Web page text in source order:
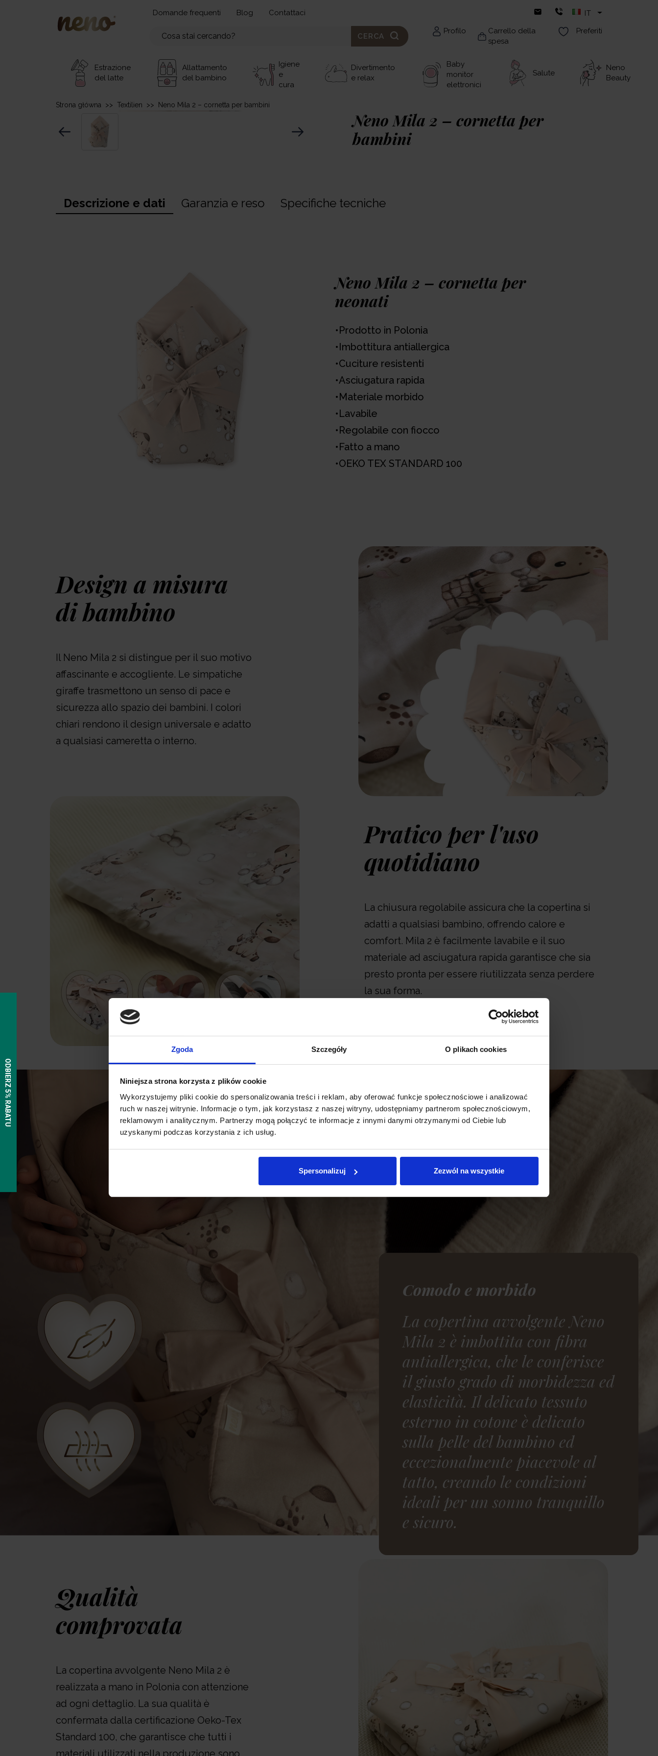
Zgoda Szczegóły O plikach cookies
Niniejsza strona korzysta z plików cookie
Wykorzystujemy pliki cookie do spersonalizowania treści i reklam, aby oferować funkcje społecznościowe i analizować
ruch w naszej witrynie. Informacje o tym, jak korzystasz z naszej witryny, udostępniamy partnerom społecznościowym,
reklamowym i analitycznym. Partnerzy mogą połączyć te informacje z innymi danymi otrzymanymi od Ciebie lub
uzyskanymi podczas korzystania z ich usług.
Spersonalizuj Zezwól na wszystkie
Domande frequenti Blog Contattaci IT
CERCA
Profilo
Carrello della
spesa
Preferiti
Estrazione
del latte
Allattamento
del bambino
Igiene
e
cura
Divertimento
e relax
Baby
monitor
elettronici
Salute
Neno
Beauty
Strona główna >> Textilien >> Neno Mila 2 – cornetta per bambini
Neno Mila 2 – cornetta per
bambini
Se non sai quale prodotto scegliere, hai bisogno di aiuto, assistenza
o hai domande per le nostre ostetriche, esperte di allattamento
Premi
Descrizione e dati Garanzia e reso Specifiche tecniche
Neno Mila 2 – cornetta per
neonati
•Prodotto in Polonia
•Imbottitura antiallergica
•Cuciture resistenti
•Asciugatura rapida
•Materiale morbido
•Lavabile
•Regolabile con fiocco
•Fatto a mano
•OEKO TEX STANDARD 100
Design a misura
di bambino
Il Neno Mila 2 si distingue per il suo motivo
affascinante e accogliente. Le simpatiche
giraffe trasmettono un senso di pace e
sicurezza allo spazio dei bambini. I colori
chiari rendono il design universale e adatto
a qualsiasi cameretta o interno.
Pratico per l'uso
quotidiano
La chiusura regolabile assicura che la copertina si
adatti a qualsiasi bambino, offrendo calore e
comfort. Mila 2 è facilmente lavabile e il suo
materiale ad asciugatura rapida garantisce che sia
presto pronta per essere riutilizzata senza perdere
la sua forma.
Comodo e morbido
La copertina avvolgente Neno
Mila 2 è imbottita con fibra
antiallergica, che le conferisce
il giusto grado di morbidezza ed
elasticità. Il delicato tessuto
esterno in cotone è delicato
sulla pelle del bambino ed
eccezionalmente piacevole al
tatto, creando le condizioni
ideali per un sonno tranquillo
e sicuro.
Qualità
comprovata
La copertina avvolgente Neno Mila 2 è
realizzata a mano in Polonia con attenzione
ad ogni dettaglio. La sua qualità è
confermata dalla certificazione Oeko-Tex
Standard 100, che garantisce che tutti i
materiali utilizzati nella produzione sono